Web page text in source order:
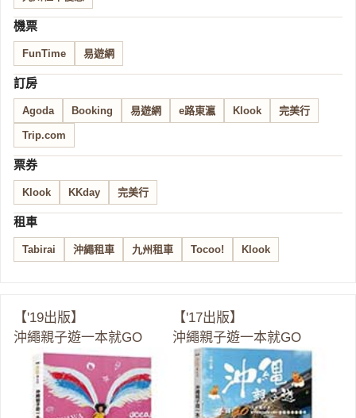
機票
FunTime 易遊網
訂房
Agoda Booking 易遊網 e路東瀛 Klook 完美行
Trip.com
票券
Klook KKday 完美行
租車
Tabirai 沖繩租車 九州租車 Tocoo! Klook
【'19出版】
沖繩親子遊一本就GO
【'17出版】
沖繩親子遊一本就GO